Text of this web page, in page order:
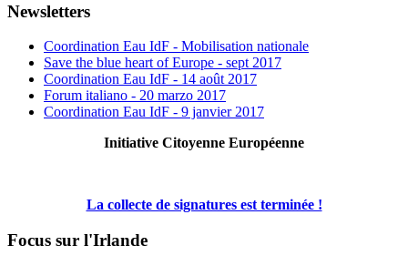
Newsletters
Coordination Eau IdF - Mobilisation nationale
Save the blue heart of Europe - sept 2017
Coordination Eau IdF - 14 août 2017
Forum italiano - 20 marzo 2017
Coordination Eau IdF - 9 janvier 2017
Initiative Citoyenne Européenne
La collecte de signatures est terminée !
Focus sur l'Irlande